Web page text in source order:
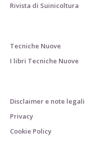
Rivista di Suinicoltura
Tecniche Nuove
I libri Tecniche Nuove
Disclaimer e note legali
Privacy
Cookie Policy